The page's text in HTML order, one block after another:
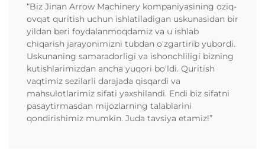
“Biz Jinan Arrow Machinery kompaniyasining oziq-
ovqat quritish uchun ishlatiladigan uskunasidan bir
yildan beri foydalanmoqdamiz va u ishlab
chiqarish jarayonimizni tubdan o'zgartirib yubordi.
Uskunaning samaradorligi va ishonchliligi bizning
kutishlarimizdan ancha yuqori bo'ldi. Quritish
vaqtimiz sezilarli darajada qisqardi va
mahsulotlarimiz sifati yaxshilandi. Endi biz sifatni
pasaytirmasdan mijozlarning talablarini
qondirishimiz mumkin. Juda tavsiya etamiz!”